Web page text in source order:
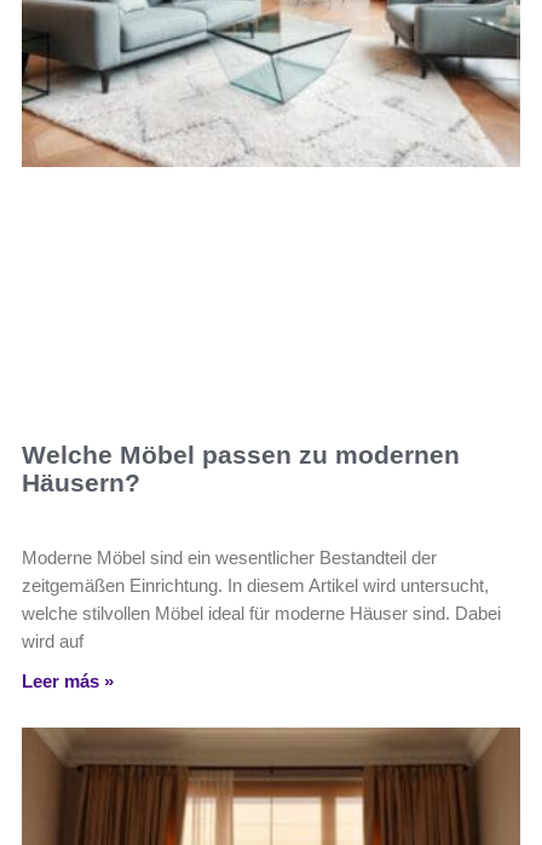
Welche Möbel passen zu modernen
Häusern?
Moderne Möbel sind ein wesentlicher Bestandteil der
zeitgemäßen Einrichtung. In diesem Artikel wird untersucht,
welche stilvollen Möbel ideal für moderne Häuser sind. Dabei
wird auf
Leer más »